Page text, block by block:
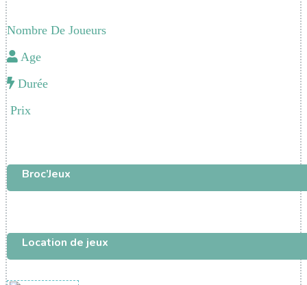
Nombre De Joueurs
Age
Durée
Prix
Broc’Jeux
Location de jeux